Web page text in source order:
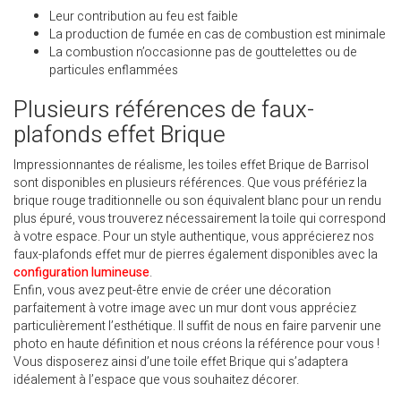
Leur contribution au feu est faible
La production de fumée en cas de combustion est minimale
La combustion n’occasionne pas de gouttelettes ou de
particules enflammées
Plusieurs références de faux-
plafonds effet Brique
Impressionnantes de réalisme, les toiles effet Brique de Barrisol
sont disponibles en plusieurs références. Que vous préfériez la
brique rouge traditionnelle ou son équivalent blanc pour un rendu
plus épuré, vous trouverez nécessairement la toile qui correspond
à votre espace. Pour un style authentique, vous apprécierez nos
faux-plafonds effet mur de pierres également disponibles avec la
configuration lumineuse.
Enfin, vous avez peut-être envie de créer une décoration
parfaitement à votre image avec un mur dont vous appréciez
particulièrement l’esthétique. Il suffit de nous en faire parvenir une
photo en haute définition et nous créons la référence pour vous !
Vous disposerez ainsi d’une toile effet Brique qui s’adaptera
idéalement à l’espace que vous souhaitez décorer.